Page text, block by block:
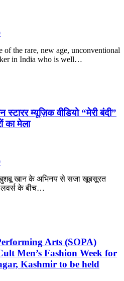
the rare, new age, unconventional
in India who is well…
म्यूज़िक वीडियो “मेरी बंदी”
का मेला
खुशबू खान के अभिनय से सजा खूबसूरत
लवर्स के बीच…
Arts (SOPA)
Men’s Fashion Week for
Kashmir to be held